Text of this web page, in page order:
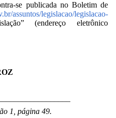
se publicada no Boletim de
assuntos/legislacao/legislacao-
(endereço eletrônico
1, página 49.